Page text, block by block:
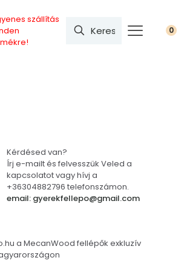
szállítás
0
email: gyerekfellepo@gmail.com
Kérdésed van?
Írj e-mailt és felvesszük Veled a
kapcsolatot vagy hívj a
+36304882796 telefonszámon.
a MecanWood fellépők exkluzív